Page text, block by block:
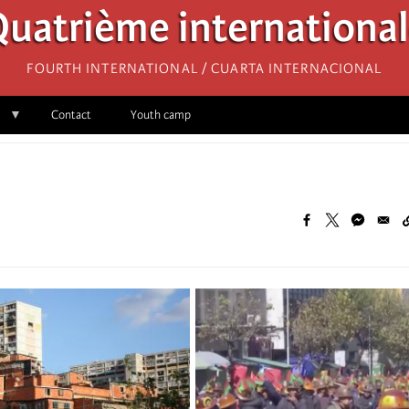
Fourth International / Cuarta Internacional
Contact Youth camp